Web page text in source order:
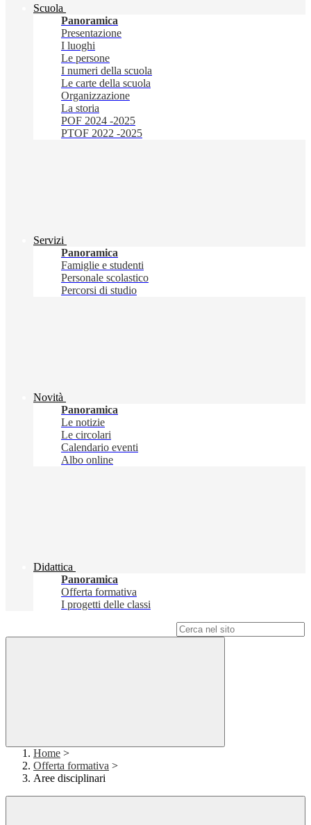
Scuola
Panoramica
Presentazione
I luoghi
Le persone
I numeri della scuola
Le carte della scuola
Organizzazione
La storia
POF 2024 -2025
PTOF 2022 -2025
Servizi
Panoramica
Famiglie e studenti
Personale scolastico
Percorsi di studio
Novità
Panoramica
Le notizie
Le circolari
Calendario eventi
Albo online
Didattica
Panoramica
Offerta formativa
I progetti delle classi
Home >
Offerta formativa >
Aree disciplinari